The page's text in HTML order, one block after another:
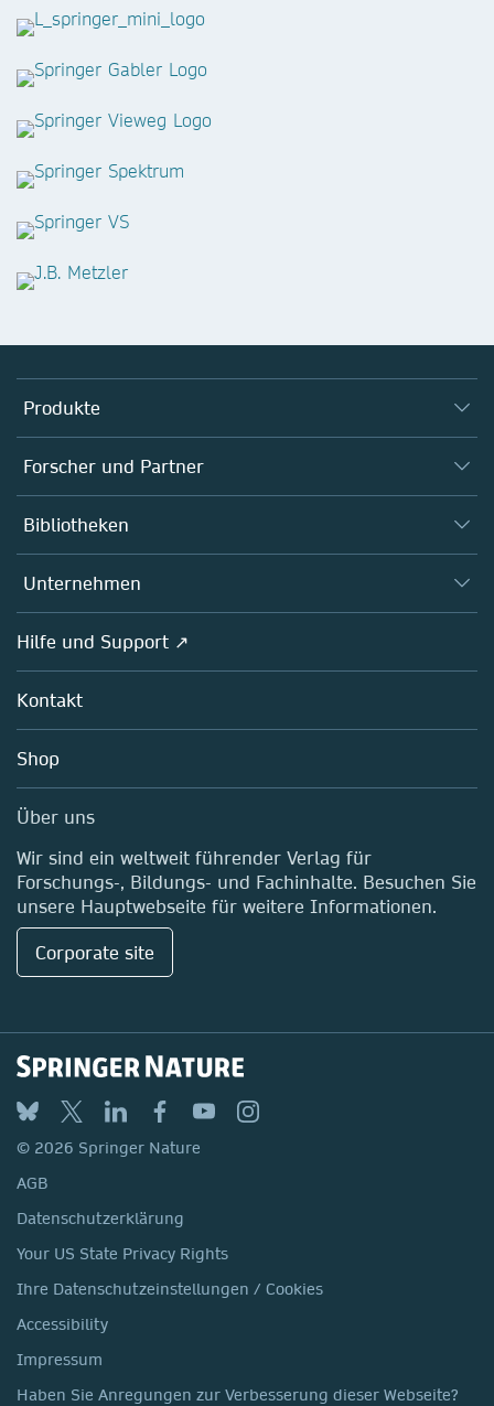
Produkte
Journals
Bücher
Plattformen
Forscher und Partner
Autor*innen
Herausgeber*innen
Open science
Richtlinien
Bibliotheken
Übersicht
Unternehmen
Übersicht
Über uns
Careers
Media Centre
Standorte & Kontakt
Hilfe und Support ↗
Kontakt
Shop
Über uns
Wir sind ein weltweit führender Verlag für
Forschungs-, Bildungs- und Fachinhalte. Besuchen Sie
unsere Hauptwebseite für weitere Informationen.
Corporate site
© 2026 Springer Nature
AGB
Datenschutzerklärung
Your US State Privacy Rights
Ihre Datenschutzeinstellungen / Cookies
Accessibility
Impressum
Haben Sie Anregungen zur Verbesserung dieser Webseite?